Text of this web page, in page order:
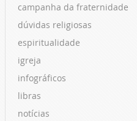
campanha da fraternidade
dúvidas religiosas
espiritualidade
igreja
infográficos
libras
notícias